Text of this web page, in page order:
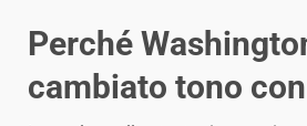
Perché
cambiato tono